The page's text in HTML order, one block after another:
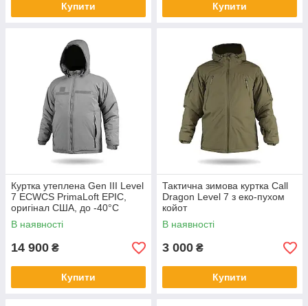
Купити Купити
Куртка утеплена Gen III Level
7 ECWCS PrimaLoft EPIC,
оригінал США, до -40°C
В наявності
14 900 ₴
Купити
Тактична зимова куртка Call
Dragon Level 7 з еко-пухом
койот
В наявності
3 000 ₴
Купити